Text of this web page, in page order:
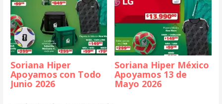
Soriana Hiper
Apoyamos con Todo
Junio 2026
Soriana Hiper México
Apoyamos 13 de
Mayo 2026